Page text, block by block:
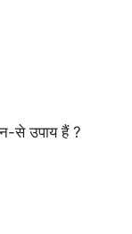
से उपाय हैं ?